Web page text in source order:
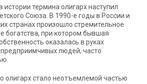
термина олигарх наступил
Союза. В 1990-е годы в России и
странах произошло стремительное
богатства, при котором бывшая
оказалась в руках
людей, часто
олигарх стало неотъемлемой частью